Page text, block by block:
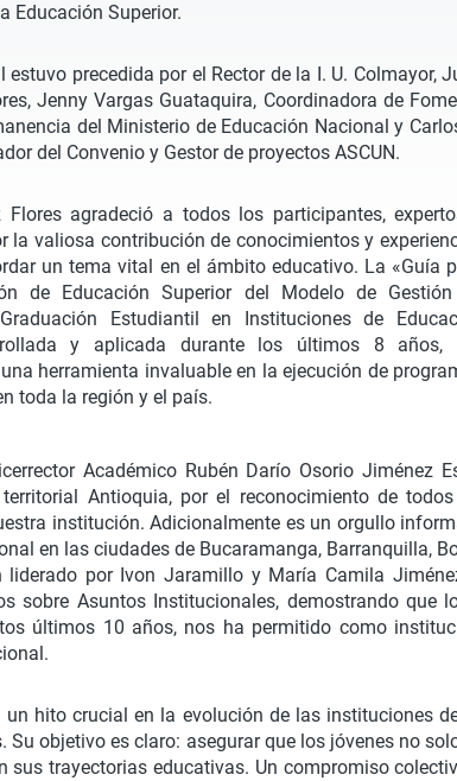
Educación Superior.
estuvo precedida por el Rector de la I. U. Colmayor,
Jenny Vargas Guataquira, Coordinadora de
del Ministerio de Educación Nacional y
del Convenio y Gestor de proyectos ASCUN.
Flores agradeció a todos los participantes,
la valiosa contribución de conocimientos y
un tema vital en el ámbito educativo. La «Guía
de Educación Superior del Modelo de
Estudiantil en Instituciones de
y aplicada durante los últimos 8 años,
herramienta invaluable en la ejecución de
toda la región y el país.
Académico Rubén Darío Osorio
Antioquia, por el reconocimiento de
institución. Adicionalmente es un orgullo
en las ciudades de Bucaramanga, Barranquilla,
liderado por Ivon Jaramillo y María Camila
sobre Asuntos Institucionales, demostrando
últimos 10 años, nos ha permitido como
un hito crucial en la evolución de las instituciones
Su objetivo es claro: asegurar que los jóvenes no
sus trayectorias educativas. Un compromiso